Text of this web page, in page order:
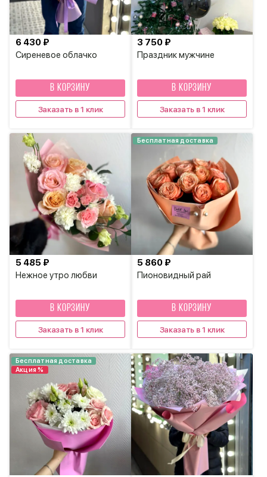
Сиреневое облачко
6 430 ₽
В КОРЗИНУ
Заказать в 1 клик
Праздник мужчине
3 750 ₽
В КОРЗИНУ
Заказать в 1 клик
Нежное утро любви
5 485 ₽
В КОРЗИНУ
Заказать в 1 клик
Бесплатная доставка
Пионовидный рай
5 860 ₽
В КОРЗИНУ
Заказать в 1 клик
Бесплатная доставка
Акция %